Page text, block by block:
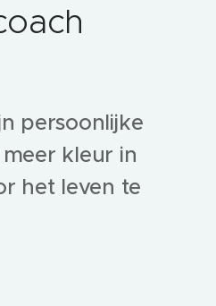
persoonlijke
kleur in
het leven te